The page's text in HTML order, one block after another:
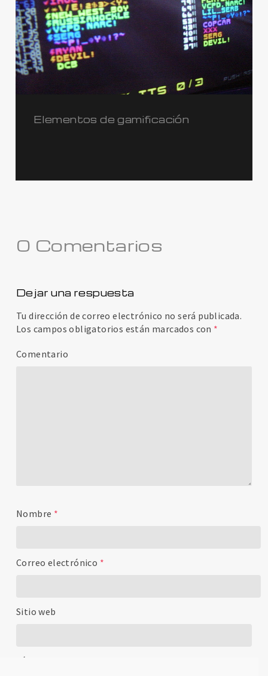
Elementos de gamificación
0 Comentarios
Dejar una respuesta
Tu dirección de correo electrónico no será publicada.
Los campos obligatorios están marcados con *
Comentario
Nombre *
Correo electrónico *
Sitio web
Título